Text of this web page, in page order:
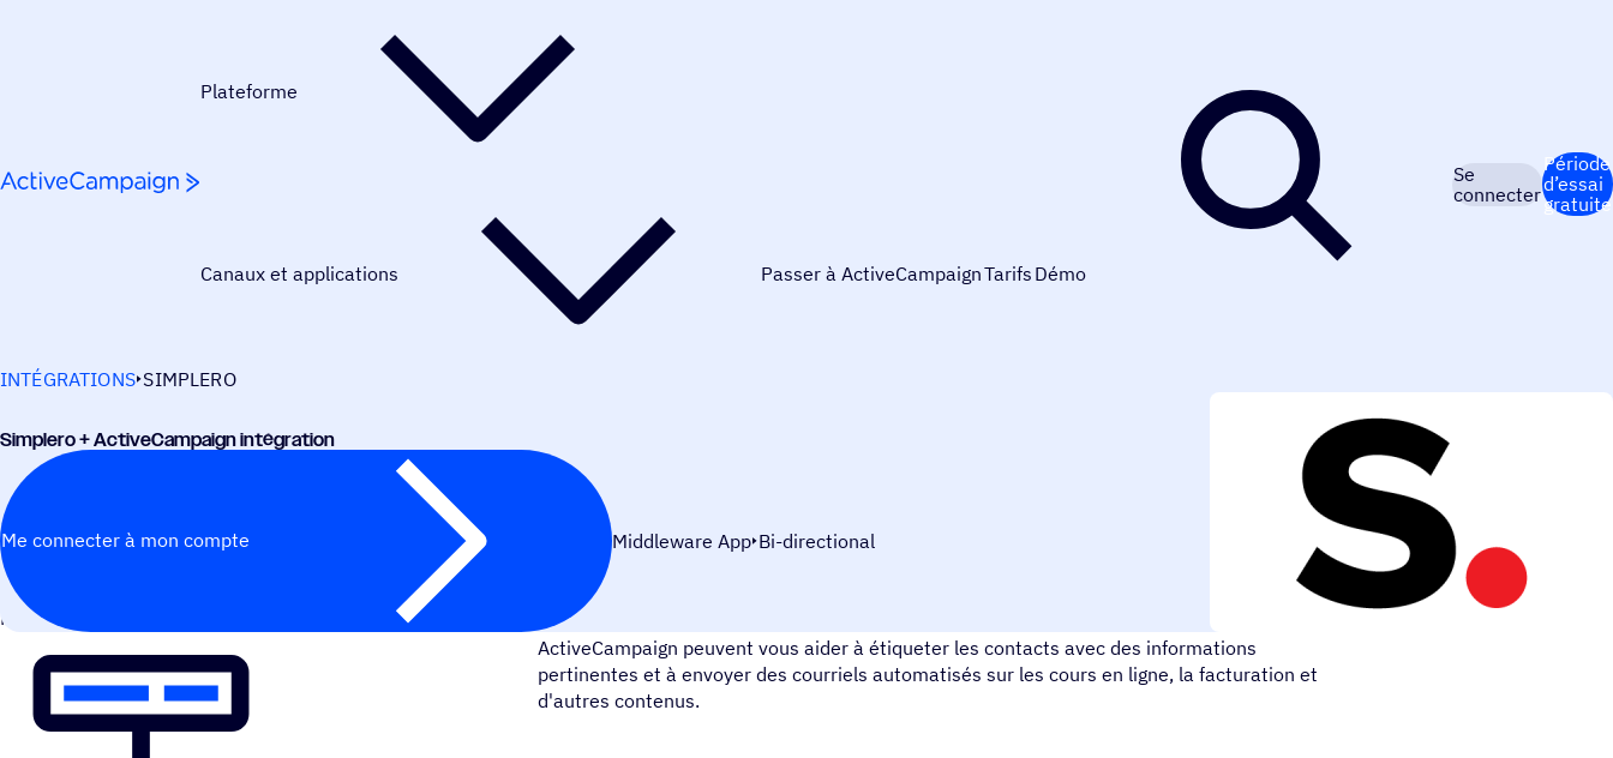
Plateforme
Canaux et applications Passer à ActiveCampaignTarifs Démo
Se
connecter
Période
d’essai
gratuite
INTÉGRATIONS SIMPLERO
Simplero + ActiveCampaign intégration
Me connecter à mon compte Middleware App Bi-directional
FONC­TIONNE MIEUX AVEC
Simperlo est un logiciel intégré pour l'info marketing et les cours en ligne. Simperlo et
ActiveCampaign peuvent vous aider à étiqueter les contacts avec des informations
pertinentes et à envoyer des courriels automatisés sur les cours en ligne, la facturation et
d'autres contenus.